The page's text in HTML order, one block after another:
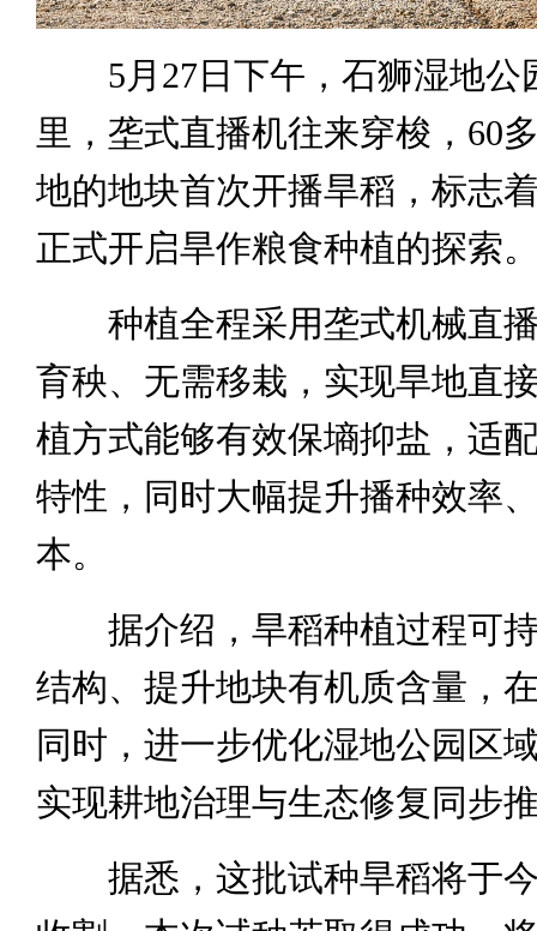
5月27日下午，石狮湿地公
里，垄式直播机往来穿梭，60
地的地块首次开播旱稻，标志
正式开启旱作粮食种植的探索
种植全程采用垄式机械直播
育秧、无需移栽，实现旱地直
植方式能够有效保墒抑盐，适
特性，同时大幅提升播种效率
本。
据介绍，旱稻种植过程可持
结构、提升地块有机质含量，
同时，进一步优化湿地公园区
实现耕地治理与生态修复同步
据悉，这批试种旱稻将于今